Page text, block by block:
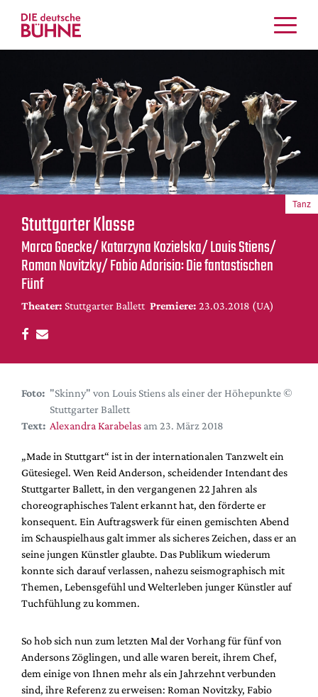
Schauspiel
Musiktheater
Tanz
Crossover
Bühnenwelt
Festivals & Veranstaltungen
Menschen & Theater
Themen
Internationales
Nachrufe
Medientipps
DdB-map
Festival-Planer
Hefte
Alle Hefte
Leseproben
Podcast
Service
Shop / Abo
Newsletter
Redaktion
Autor:innen
Mediadaten
Suche
Stuttgarter Klasse
Marco Goecke/ Katarzyna Kozielska/ Louis Stiens/
Roman Novitzky/ Fabio Adorisio: Die fantastischen
Fünf
Theater: Stuttgarter Ballett Premiere: 23.03.2018 (UA)
Tanz
Foto: "Skinny" von Louis Stiens als einer der Höhepunkte ©
Stuttgarter Ballett
Text: Alexandra Karabelas am 23. März 2018
„Made in Stuttgart“ ist in der internationalen Tanzwelt ein
Gütesiegel. Wen Reid Anderson, scheidender Intendant des
Stuttgarter Ballett, in den vergangenen 22 Jahren als
choreographisches Talent erkannt hat, den förderte er
konsequent. Ein Auftragswerk für einen gemischten Abend
im Schauspielhaus galt immer als sicheres Zeichen, dass er an
seine jungen Künstler glaubte. Das Publikum wiederum
konnte sich darauf verlassen, nahezu seismographisch mit
Themen, Lebensgefühl und Welterleben junger Künstler auf
Tuchfühlung zu kommen.
So hob sich nun zum letzten Mal der Vorhang für fünf von
Andersons Zöglingen, und alle waren bereit, ihrem Chef,
dem einige von Ihnen mehr als ein Jahrzehnt verbunden
sind, ihre Referenz zu erweisen: Roman Novitzky, Fabio